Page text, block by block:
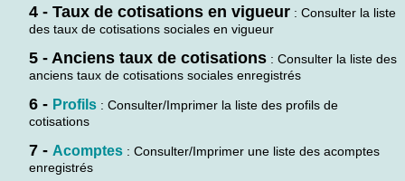
4 - Taux de cotisations en vigueur : Consulter la liste
des taux de cotisations sociales en vigueur
5 - Anciens taux de cotisations : Consulter la liste des
anciens taux de cotisations sociales enregistrés
6 - Profils : Consulter/Imprimer la liste des profils de
cotisations
7 - Acomptes : Consulter/Imprimer une liste des acomptes
enregistrés